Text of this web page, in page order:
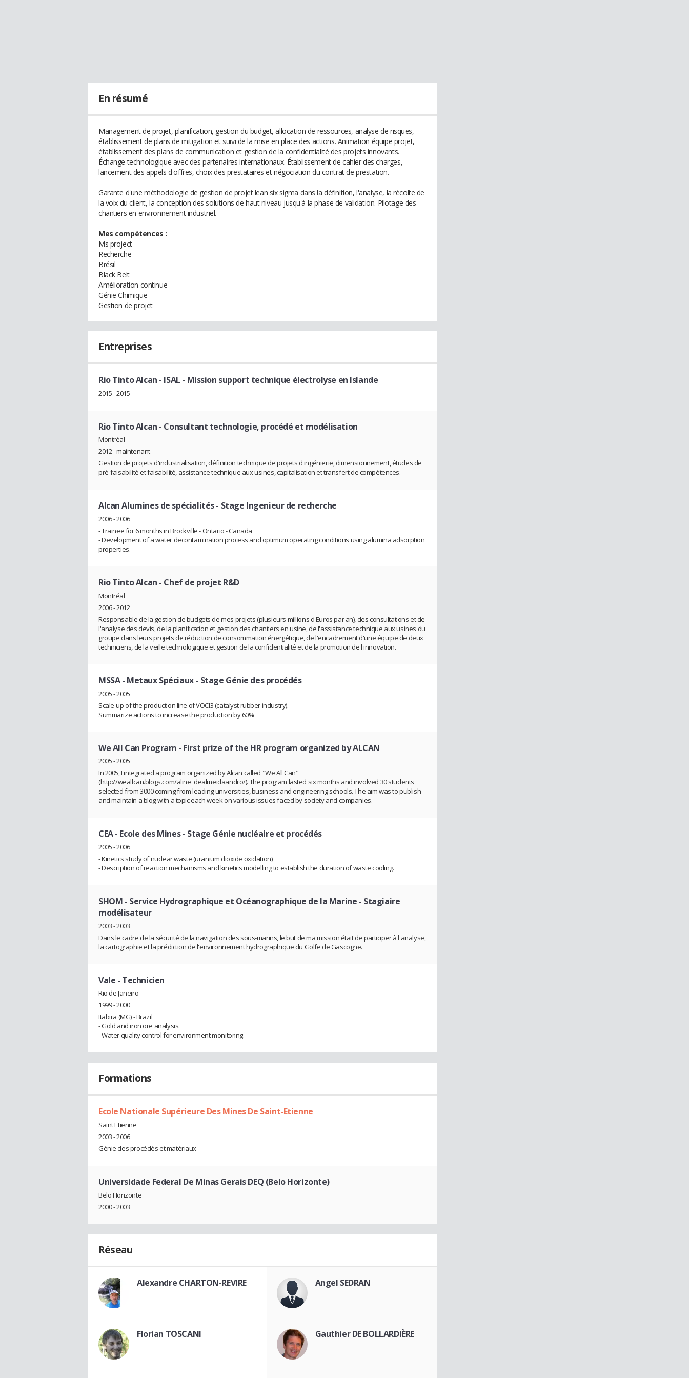
En résumé
Management de projet, planification, gestion du budget, allocation de ressources, analyse de risques,
établissement de plans de mitigation et suivi de la mise en place des actions. Animation équipe projet,
établissement des plans de communication et gestion de la confidentialité des projets innovants.
Échange technologique avec des partenaires internationaux. Établissement de cahier des charges,
lancement des appels d'offres, choix des prestataires et négociation du contrat de prestation.
Garante d'une méthodologie de gestion de projet lean six sigma dans la définition, l'analyse, la récolte de
la voix du client, la conception des solutions de haut niveau jusqu'à la phase de validation. Pilotage des
chantiers en environnement industriel.
Mes compétences :
Ms project
Recherche
Brésil
Black Belt
Amélioration continue
Génie Chimique
Gestion de projet
Entreprises
Rio Tinto Alcan - ISAL - Mission support technique électrolyse en Islande
2015 - 2015
Rio Tinto Alcan - Consultant technologie, procédé et modélisation
Montréal
2012 - maintenant
Gestion de projets d'industrialisation, définition technique de projets d'ingénierie, dimensionnement, études de
pré-faisabilité et faisabilité, assistance technique aux usines, capitalisation et transfert de compétences.
Alcan Alumines de spécialités- Stage Ingenieur de recherche
2006 - 2006
- Trainee for 6 months in Brockville - Ontario - Canada
- Development of a water decontamination process and optimum operating conditions using alumina adsorption
properties.
Rio Tinto Alcan - Chef de projet R&D
Montréal
2006 - 2012
Responsable de la gestion de budgets de mes projets (plusieurs millions d'Euros par an), des consultations et de
l'analyse des devis, de la planification et gestion des chantiers en usine, de l'assistance technique aux usines du
groupe dans leurs projets de réduction de consommation énergétique, de l'encadrement d'une équipe de deux
techniciens, de la veille technologique et gestion de la confidentialité et de la promotion de l'innovation.
MSSA - Metaux Spéciaux- Stage Génie des procédés
2005 - 2005
Scale-up of the production line of VOCl3 (catalyst rubber industry).
Summarize actions to increase the production by 60%
We All Can Program - First prize of the HR program organized by ALCAN
2005 - 2005
In 2005, I integrated a program organized by Alcan called "We All Can"
(http://weallcan.blogs.com/aline_dealmeidaandro/). The program lasted six months and involved 30 students
selected from 3000 coming from leading universities, business and engineering schools. The aim was to publish
and maintain a blog with a topic each week on various issues faced by society and companies.
CEA - Ecole des Mines- Stage Génie nucléaire et procédés
2005 - 2006
- Kinetics study of nuclear waste (uranium dioxide oxidation)
- Description of reaction mechanisms and kinetics modelling to establish the duration of waste cooling.
SHOM - Service Hydrographique et Océanographique de la Marine - Stagiaire
modélisateur
2003 - 2003
Dans le cadre de la sécurité de la navigation des sous-marins, le but de ma mission était de participer à l'analyse,
la cartographie et la prédiction de l'environnement hydrographique du Golfe de Gascogne.
Vale - Technicien
Rio de Janeiro
1999 - 2000
Itabira (MG) - Brazil
- Gold and iron ore analysis.
- Water quality control for environment monitoring.
Formations
Ecole Nationale Supérieure Des Mines De Saint-Etienne
Saint Etienne
2003 - 2006
Génie des procédés et matériaux
Universidade Federal De Minas Gerais DEQ (Belo Horizonte)
Belo Horizonte
2000 - 2003
Réseau
Alexandre CHARTON-REVIRE Angel SEDRAN
Florian TOSCANI Gauthier DE BOLLARDIÈRE